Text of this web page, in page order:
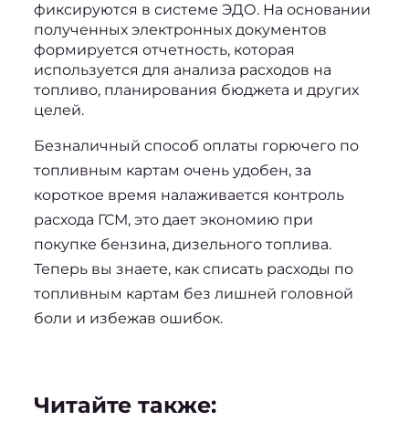
фиксируются в системе ЭДО. На основании
полученных электронных документов
формируется отчетность, которая
используется для анализа расходов на
топливо, планирования бюджета и других
целей.
Безналичный способ оплаты горючего по
топливным картам очень удобен, за
короткое время налаживается контроль
расхода ГСМ, это дает экономию при
покупке бензина, дизельного топлива.
Теперь вы знаете, как списать расходы по
топливным картам без лишней головной
боли и избежав ошибок.
Читайте также: